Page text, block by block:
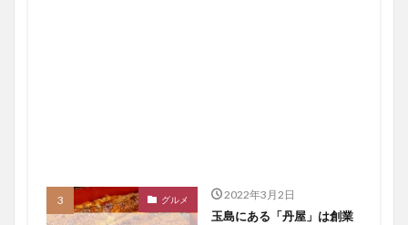
グルメ 2022年3月2日
玉島にある「丹屋」は創業